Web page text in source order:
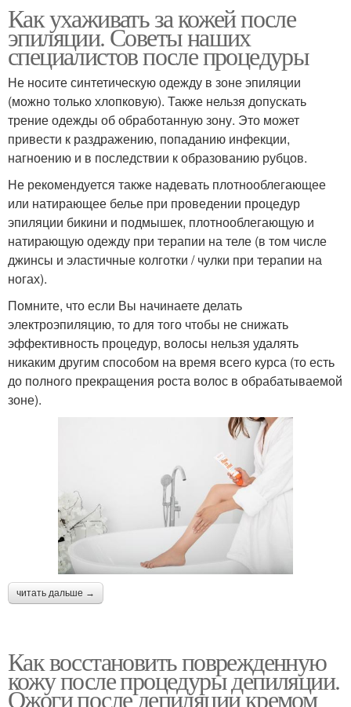
Как ухаживать за кожей после
эпиляции. Советы наших
специалистов после процедуры
Не носите синтетическую одежду в зоне эпиляции
(можно только хлопковую). Также нельзя допускать
трение одежды об обработанную зону. Это может
привести к раздражению, попаданию инфекции,
нагноению и в последствии к образованию рубцов.
Не рекомендуется также надевать плотнооблегающее
или натирающее белье при проведении процедур
эпиляции бикини и подмышек, плотнооблегающую и
натирающую одежду при терапии на теле (в том числе
джинсы и эластичные колготки / чулки при терапии на
ногах).
Помните, что если Вы начинаете делать
электроэпиляцию, то для того чтобы не снижать
эффективность процедур, волосы нельзя удалять
никаким другим способом на время всего курса (то есть
до полного прекращения роста волос в обрабатываемой
зоне).
читать дальше →
Как восстановить поврежденную
кожу после процедуры депиляции.
Ожоги после депиляции кремом